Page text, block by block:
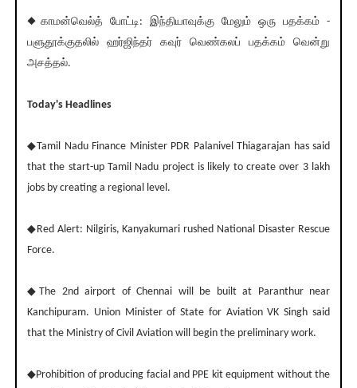
◆காமன்வெல்த் போட்டி: இந்தியாவுக்கு மேலும் ஒரு பதக்கம் -
பளுதூக்குதலில் ஹர்ஜிந்தர் கவுர் வெண்கலப் பதக்கம் வென்று
அசத்தல்.
Today's Headlines
◆Tamil Nadu Finance Minister PDR Palanivel Thiagarajan has said
that the start-up Tamil Nadu project is likely to create over 3 lakh
jobs by creating a regional level.
◆Red Alert: Nilgiris, Kanyakumari rushed National Disaster Rescue
Force.
◆The 2nd airport of Chennai will be built at Paranthur near
Kanchipuram. Union Minister of State for Aviation VK Singh said
that the Ministry of Civil Aviation will begin the preliminary work.
◆Prohibition of producing facial and PPE kit equipment without the